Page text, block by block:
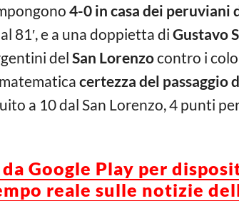
4-0 in casa dei peruviani
al 81′, e a una doppietta di Gustavo
delSan Lorenzocontro i
certezza del passaggio
a 10 dal San Lorenzo, 4 punti
da Google Play per
reale sulle notizie